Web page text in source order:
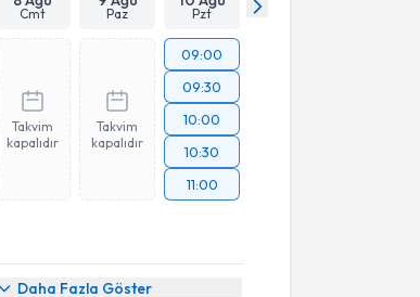
Cmt Paz Pzt
Takvim
kapalıdır
Takvim
kapalıdır
09:00
09:30
10:00
10:30
11:00
Daha Fazla Göster